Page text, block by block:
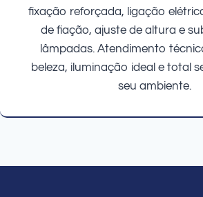
fixação reforçada, ligação
de fiação, ajuste de altura e
lâmpadas. Atendimento
beleza, iluminação ideal e total
seu ambiente.